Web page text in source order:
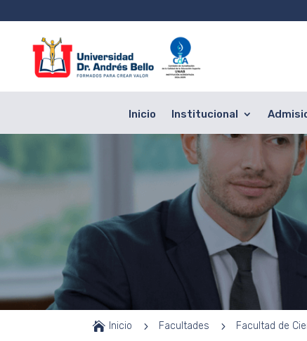
Inicio Institucional
 Inicio 5 Facultades 5 Facultad de